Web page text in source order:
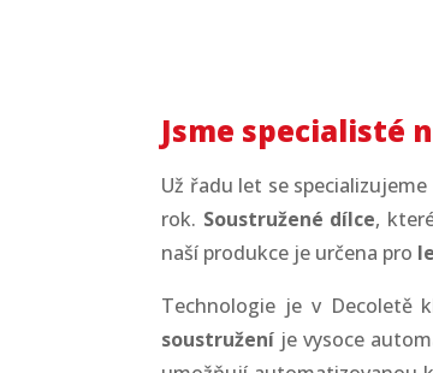
Jsme specialisté
Už řadu let se specializujeme
rok. Soustružené dílce,
naší produkce je určena pro
Technologie je v Decoletě
soustružení je vysoce